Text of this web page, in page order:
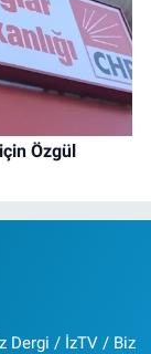
Özgül
Dergi / İzTV / Biz